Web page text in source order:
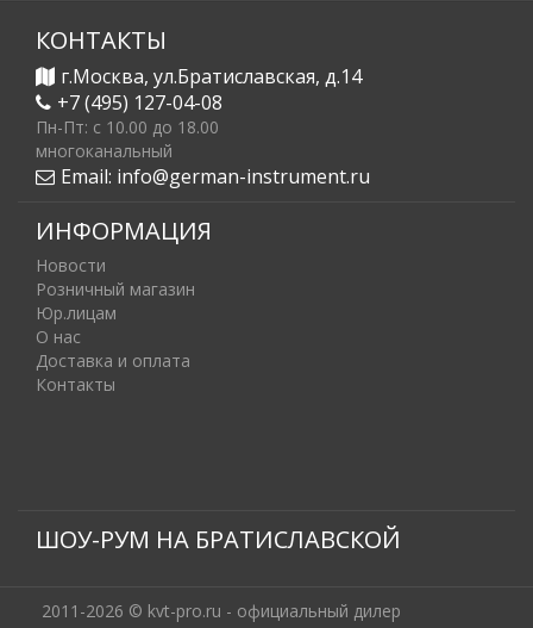
КОНТАКТЫ
г.Москва, ул.Братиславская, д.14
+7 (495) 127-04-08
Пн-Пт: c 10.00 до 18.00
многоканальный
Email: info@german-instrument.ru
ИНФОРМАЦИЯ
Новости
Розничный магазин
Юр.лицам
О нас
Доставка и оплата
Контакты
ШОУ-РУМ НА БРАТИСЛАВСКОЙ
2011-2026 © kvt-pro.ru - официальный дилер